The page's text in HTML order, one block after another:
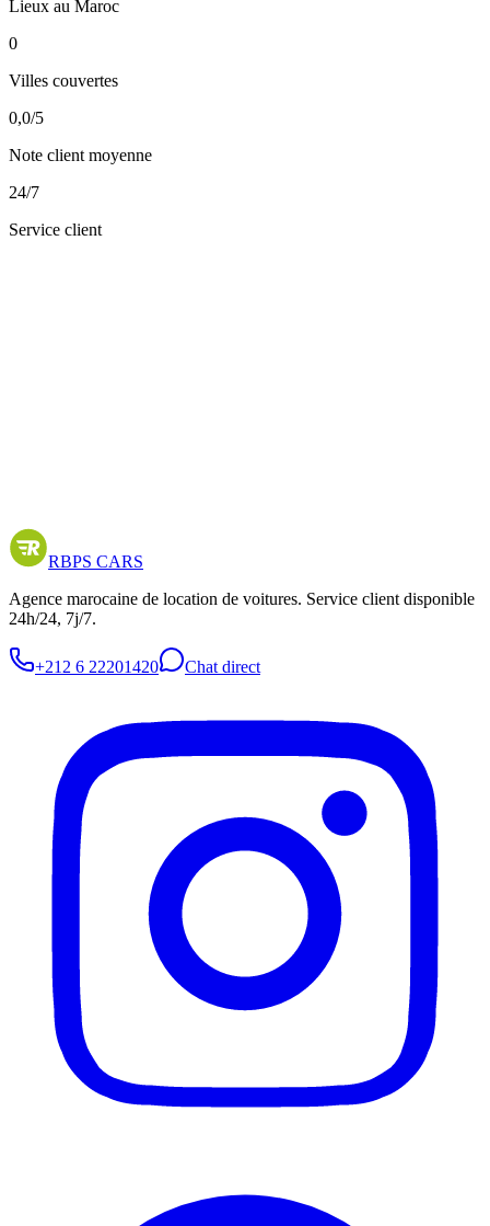
Lieux au Maroc
0
Villes couvertes
0,0/5
Note client moyenne
24/7
Service client
RBPS CARS
Agence marocaine de location de voitures. Service client disponible
24h/24, 7j/7.
+212 6 22201420 Chat direct